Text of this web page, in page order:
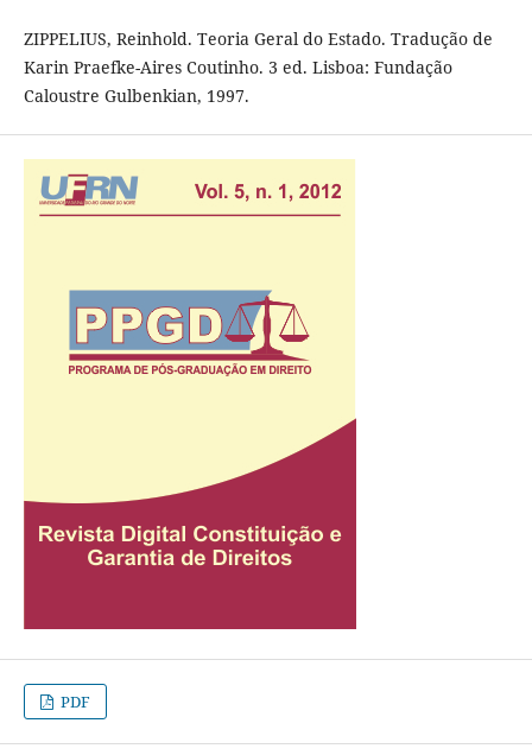
ZIPPELIUS, Reinhold. Teoria Geral do Estado. Tradução de
Karin Praefke-Aires Coutinho. 3 ed. Lisboa: Fundação
Caloustre Gulbenkian, 1997.
PDF